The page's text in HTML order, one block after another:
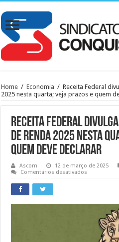
Home / Economia / Receita Federal
2025 nesta quarta; veja prazos e quem
Receita Federal
de Renda 2025 nesta
quem deve declarar
Ascom 12 de março de 2025
Comentários desativados
do
Renda
nesta